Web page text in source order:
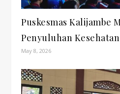
Puskesmas Kalijambe
Penyuluhan
May 8, 2026